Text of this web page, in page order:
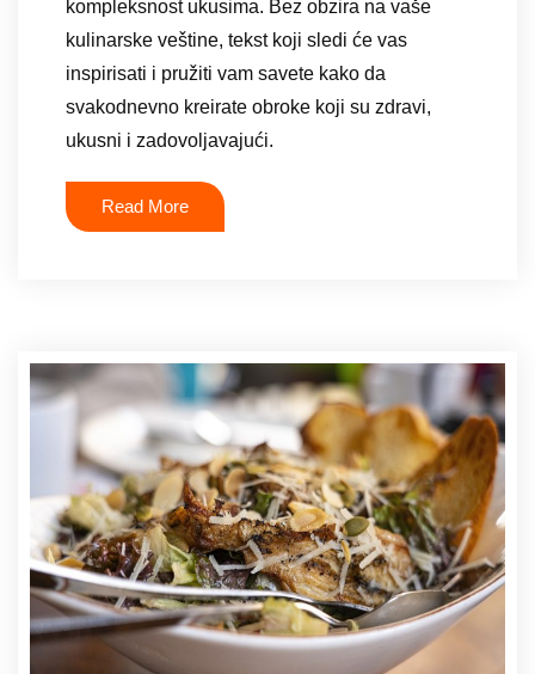
kompleksnost ukusima. Bez obzira na vaše
kulinarske veštine, tekst koji sledi će vas
inspirisati i pružiti vam savete kako da
svakodnevno kreirate obroke koji su zdravi,
ukusni i zadovoljavajući.
Read More